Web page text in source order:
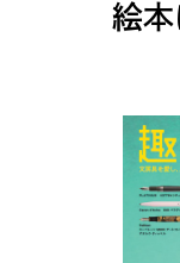
絵